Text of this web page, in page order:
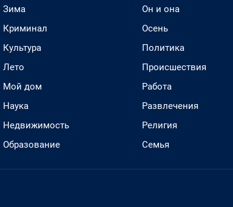
Зима
Криминал
Культура
Лето
Мой дом
Наука
Недвижимость
Образование
Он и она
Осень
Политика
Происшествия
Работа
Развлечения
Религия
Семья